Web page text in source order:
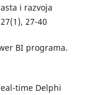
i razvoja
27-40
BI programa.
time Delphi